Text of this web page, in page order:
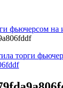
фьючерсом на
торги